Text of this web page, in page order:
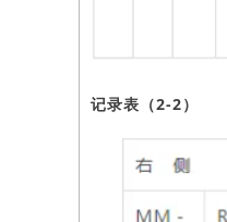
记录表（2-2）